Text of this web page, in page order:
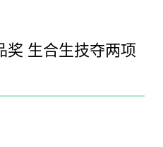
心
奖 生合生技夺两项